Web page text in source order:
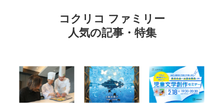
コクリコ ファミリー
人気の記事・特集